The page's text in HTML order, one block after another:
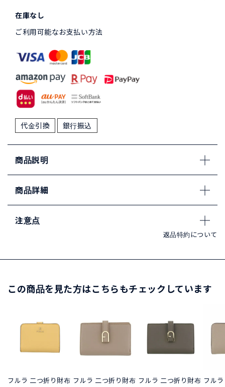
在庫なし
ご利用可能なお支払い方法
代金引換 銀行振込
商品説明
商品詳細
注意点
返品特約について
この商品を見た方はこちらもチェックしています
フルラ 二つ折り財布 フルラ 二つ折り財布 フルラ 二つ折り財布 フル